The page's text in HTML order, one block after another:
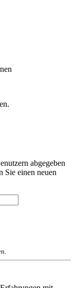
abgegeben
Sie einen neuen